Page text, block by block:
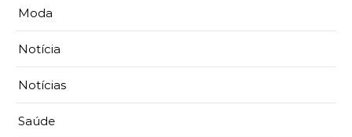
Moda
Notícia
Notícias
Saúde